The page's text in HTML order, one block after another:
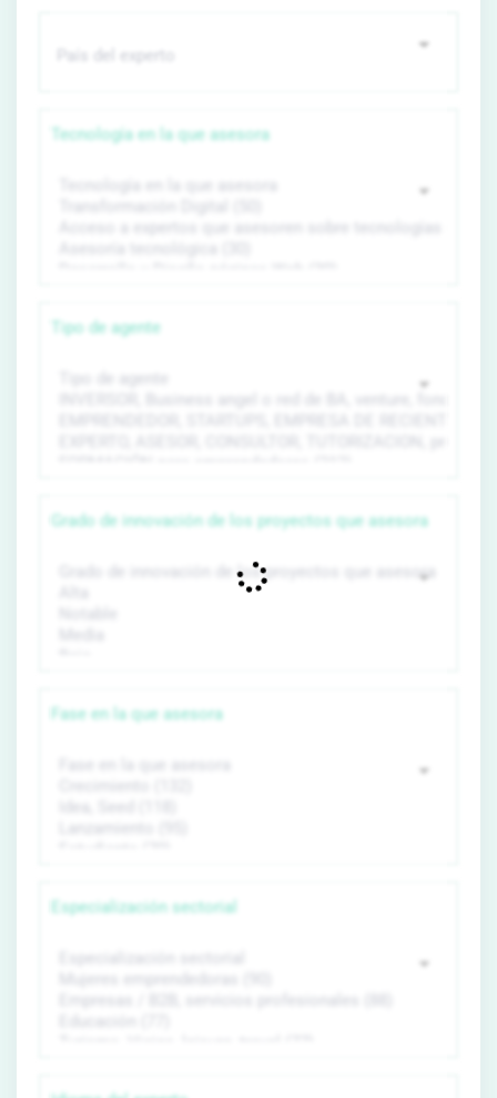
Tecnología en la que asesora
Tipo de agente
Grado de innovación de los proyectos que asesora
Fase en la que asesora
Especialización sectorial